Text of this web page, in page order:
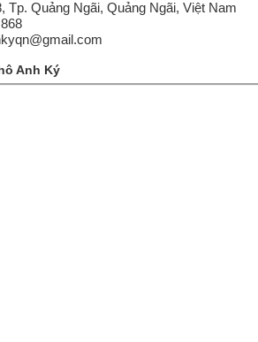
Tp. Quảng Ngãi, Quảng Ngãi, Việt Nam
Anh Ký